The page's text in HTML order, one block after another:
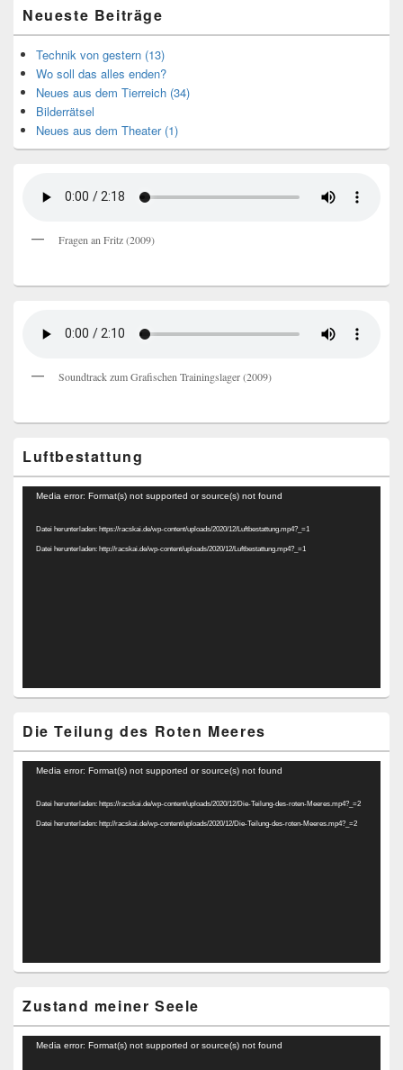
Neueste Beiträge
Technik von gestern (13)
Wo soll das alles enden?
Neues aus dem Tierreich (34)
Bilderrätsel
Neues aus dem Theater (1)
Fragen an Fritz (2009)
Soundtrack zum Grafischen Trainingslager (2009)
Luftbestattung
Video-
Media error: Format(s) not supported or source(s) not found
Datei herunterladen: https://racskai.de/wp-content/uploads/2020/12/Luftbestattung.mp4?_=1
Datei herunterladen: http://racskai.de/wp-content/uploads/2020/12/Luftbestattung.mp4?_=1
Die Teilung des Roten Meeres
Video-
Media error: Format(s) not supported or source(s) not found
Datei herunterladen: https://racskai.de/wp-content/uploads/2020/12/Die-Teilung-des-roten-Meeres.mp4?_=2
Datei herunterladen: http://racskai.de/wp-content/uploads/2020/12/Die-Teilung-des-roten-Meeres.mp4?_=2
Zustand meiner Seele
Video-
Media error: Format(s) not supported or source(s) not found